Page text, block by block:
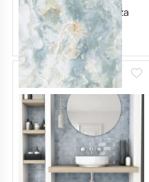
Керамогранит LaFaenza
Aesthetica 120х278 LP,
Onice Azzurro, 6,5 мм
416 BYN/м2